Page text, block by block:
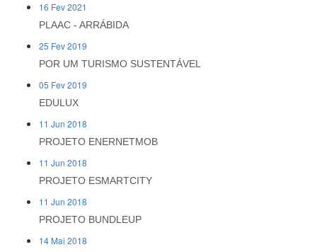
16 Fev 2021
PLAAC - ARRÁBIDA
25 Fev 2019
POR UM TURISMO SUSTENTÁVEL
05 Fev 2019
EDULUX
11 Jun 2018
PROJETO ENERNETMOB
11 Jun 2018
PROJETO ESMARTCITY
11 Jun 2018
PROJETO BUNDLEUP
14 Mai 2018